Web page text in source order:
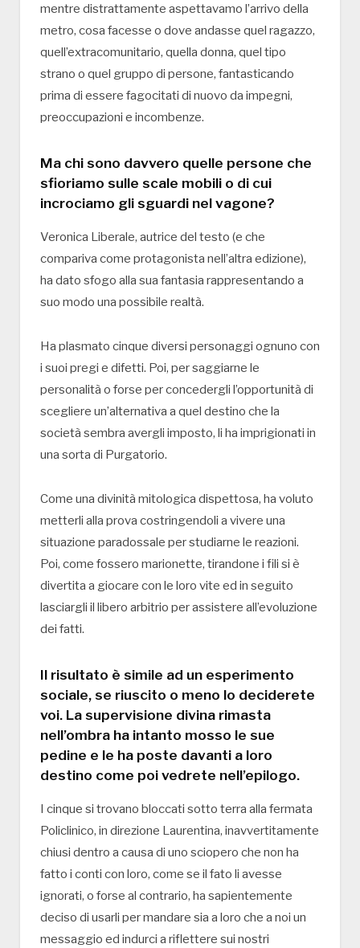
mentre distrattamente aspettavamo l’arrivo della
metro, cosa facesse o dove andasse quel ragazzo,
quell’extracomunitario, quella donna, quel tipo
strano o quel gruppo di persone, fantasticando
prima di essere fagocitati di nuovo da impegni,
preoccupazioni e incombenze.
Ma chi sono davvero quelle persone che
sfioriamo sulle scale mobili o di cui
incrociamo gli sguardi nel vagone?
Veronica Liberale, autrice del testo (e che
compariva come protagonista nell’altra edizione),
ha dato sfogo alla sua fantasia rappresentando a
suo modo una possibile realtà.
Ha plasmato cinque diversi personaggi ognuno con
i suoi pregi e difetti. Poi, per saggiarne le
personalità o forse per concedergli l’opportunità di
scegliere un’alternativa a quel destino che la
società sembra avergli imposto, li ha imprigionati in
una sorta di Purgatorio.
Come una divinità mitologica dispettosa, ha voluto
metterli alla prova costringendoli a vivere una
situazione paradossale per studiarne le reazioni.
Poi, come fossero marionette, tirandone i fili si è
divertita a giocare con le loro vite ed in seguito
lasciargli il libero arbitrio per assistere all’evoluzione
dei fatti.
Il risultato è simile ad un esperimento
sociale, se riuscito o meno lo deciderete
voi. La supervisione divina rimasta
nell’ombra ha intanto mosso le sue
pedine e le ha poste davanti a loro
destino come poi vedrete nell’epilogo.
I cinque si trovano bloccati sotto terra alla fermata
Policlinico, in direzione Laurentina, inavvertitamente
chiusi dentro a causa di uno sciopero che non ha
fatto i conti con loro, come se il fato li avesse
ignorati, o forse al contrario, ha sapientemente
deciso di usarli per mandare sia a loro che a noi un
messaggio ed indurci a riflettere sui nostri